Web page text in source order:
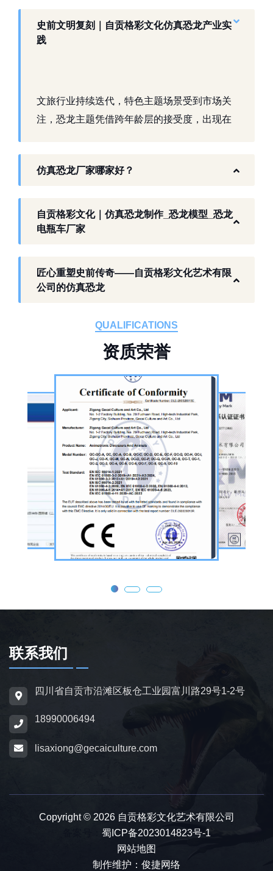
史前文明复刻｜自贡格彩文化仿真恐龙产业实
践
文旅行业持续迭代，特色主题场景受到市场关
注，恐龙主题凭借跨年龄层的接受度，出现在
生态。自贡格彩文化艺术有限公司扎根本地产
以工厂生产能力，为各地客户提供史前主题相
关产品与服务。
工厂生产基础 构建恐龙产业全链服务
作为开展史前仿真模型生产的恐龙制作工厂，
板仓工业园，拥有标准化生产车间、配套生产
品的恐龙制作公司。公司采用按需定制模式，
从前期方案设计、场景规划，到中期原料选
择、工序制作，再到后期运输配送、上门安装
调试，形成全流程服务，可用于主题乐园、文
旅景区、科普展馆、商业广场、大型展会、节
庆活动等场景。
公司核心业务为仿真恐龙制作，产品线涵盖静
态展示、动态互动、游乐体验三类。其中，机
器恐龙结合机械传动、智能控制技术，可实现
眨眼、张嘴吼叫、摆尾、行走、呼吸起伏等动
态效果，皮肤采用环保硅胶材质，还原史前恐
大型雕塑，覆盖霸王龙、三角龙、剑龙、长颈
龙、翼龙等常见品类，同时支持恐龙化石骨架
场景摆放。
为适配亲子游乐场景，公司推出恐龙电动车与
防滑车轮、限速装置及安全扶手，适用于乐
除恐龙相关产品外，公司同时开展仿真动物与
动物模型制作业务，涵盖史前巨兽、野生动
物、奇幻神兽、仿真昆虫等品类，产品形态包
含静态雕塑、动态机械款、互动游乐款，制作
标准与仿真恐龙保持一致，可与恐龙产品搭配
仿真恐龙厂家哪家好？
自贡格彩文化｜仿真恐龙制作_恐龙模型_恐龙
电瓶车厂家
匠心重塑史前传奇——自贡格彩文化艺术有限
公司的仿真恐龙
QUALIFICATIONS
资质荣誉
联系我们
四川省自贡市沿滩区板仓工业园富川路29号1-2号
18990006494
lisaxiong@gecaiculture.com
Copyright © 2026 自贡格彩文化艺术有限公司
蜀ICP备2023014823号-1
网站地图
制作维护：俊捷网络